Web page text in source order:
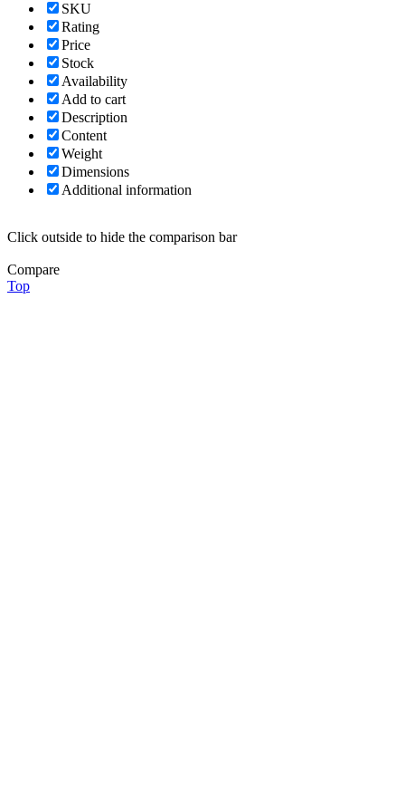
SKU
Rating
Price
Stock
Availability
Add to cart
Description
Content
Weight
Dimensions
Additional information
Click outside to hide the comparison bar
Compare
Top